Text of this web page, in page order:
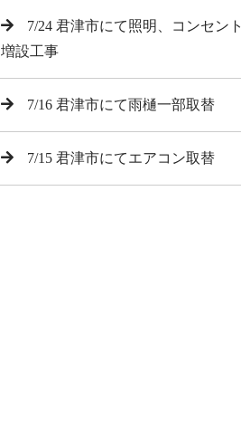
7/24 君津市にて照明、コンセント
増設工事
7/16 君津市にて雨樋一部取替
7/15 君津市にてエアコン取替